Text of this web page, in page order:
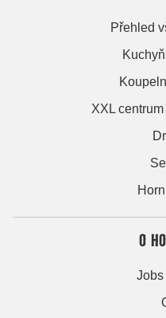
Přehled
XXL
O
Jobs